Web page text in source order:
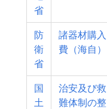
省
防
衛
省
諸器材購入
費（海自）
国
土
治安及び救
難体制の整